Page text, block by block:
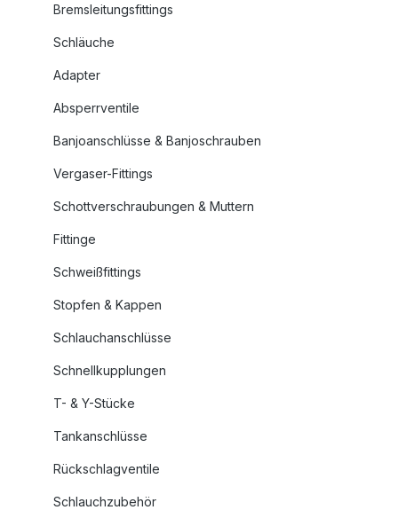
Bremsleitungsfittings
Schläuche
Adapter
Absperrventile
Banjoanschlüsse & Banjoschrauben
Vergaser-Fittings
Schottverschraubungen & Muttern
Fittinge
Schweißfittings
Stopfen & Kappen
Schlauchanschlüsse
Schnellkupplungen
T- & Y-Stücke
Tankanschlüsse
Rückschlagventile
Schlauchzubehör